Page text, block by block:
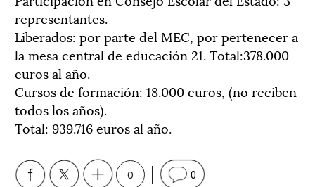
representantes.
Liberados: por parte del MEC, por pertenecer a
la mesa central de educación 21. Total:378.000
euros al año.
Cursos de formación: 18.000 euros, (no reciben
todos los años).
Total: 939.716 euros al año.
0 0